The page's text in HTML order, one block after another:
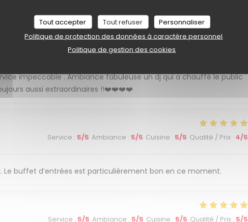
Tout accepter Tout refuser
Personnaliser
Politique de protection des données à caractère personnel
Politique de gestion des cookies
Service:5/5 Ambiance:5/5 Cuisine:5/5 Qualité / Prix
impeccable . Ambiance fabuleuse un dj qui a chauffé le public
aussi extraordinaires !!❤️❤️❤️❤️
Service : 5/5 Ambiance : 5/5 Cuisine : 5/5 Qualité / Prix : 4/5
buffet d’entrées est particulièrement bon en ce moment.
Service : 5/5 Ambiance : 5/5 Cuisine : 5/5 Qualité / Prix : 5/5